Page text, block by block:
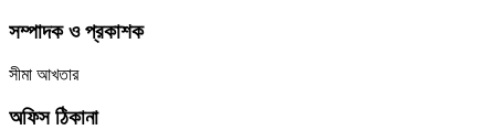
সম্পাদক ও প্রকাশক
সীমা আখতার
অফিস ঠিকানা